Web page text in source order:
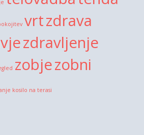
vrtzdrava
zdravljenje
zobjezobni
kosilo na terasi